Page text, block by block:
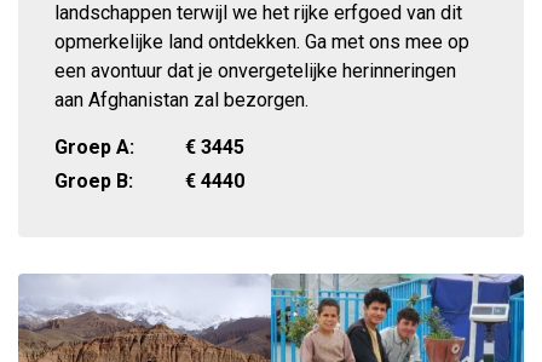
landschappen terwijl we het rijke erfgoed van dit
opmerkelijke land ontdekken. Ga met ons mee op
een avontuur dat je onvergetelijke herinneringen
aan Afghanistan zal bezorgen.
Groep A: € 3445
Groep B:
€ 4440